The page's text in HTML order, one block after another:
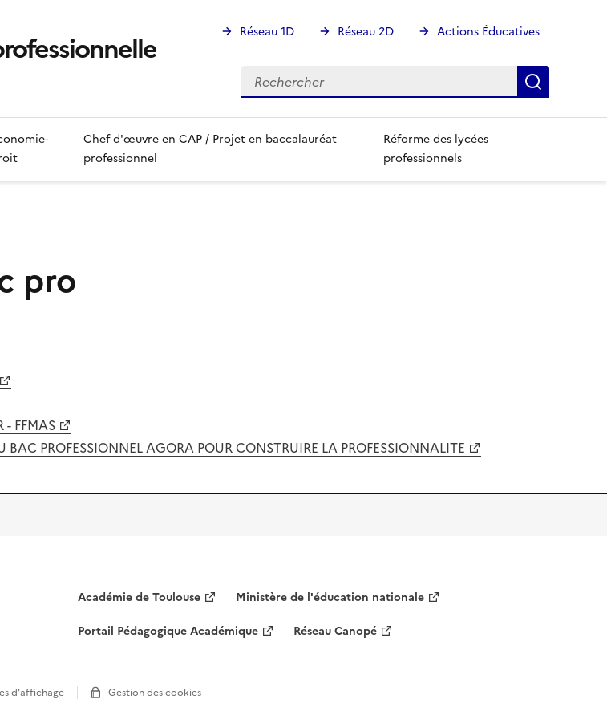
Réseau 1D Réseau 2D Actions Éducatives
Rechercher
Rechercher
Chef d'œuvre en CAP / Projet en baccalauréat
professionnel
Réforme des lycées
professionnels
pro
- FFMAS
BAC PROFESSIONNEL AGORA POUR CONSTRUIRE LA PROFESSIONNALITE
Académie de Toulouse
Ministère de l'éducation nationale
Portail Pédagogique Académique
Réseau Canopé
d'affichage Gestion des cookies